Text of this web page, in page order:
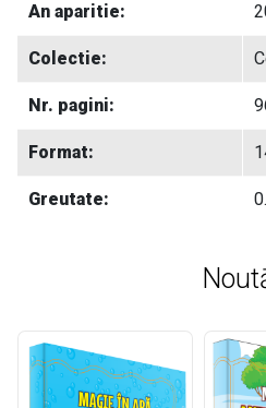
An aparitie:
Colectie:
Nr. pagini:
Format:
Greutate: